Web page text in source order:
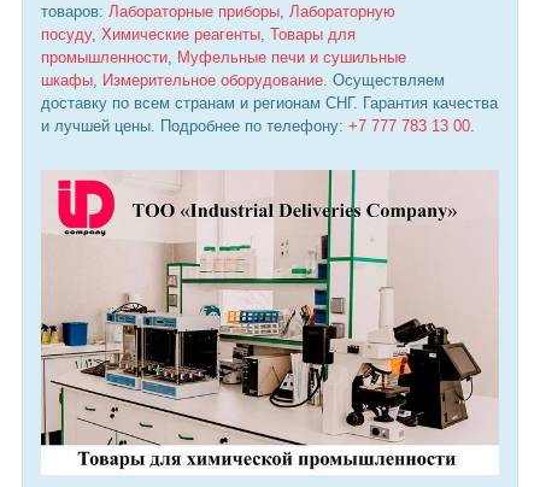
товаров: Лабораторные приборы Лабораторную
посуду, Химические реагенты Товары для
промышленности
Муфельные печи и сушильные
шкафы
Измерительное оборудование . Осуществляем
доставку по всем странам и регионам СНГ. Гарантия качества
и лучшей цены. Подробнее по телефону: +7 777 783 13 00